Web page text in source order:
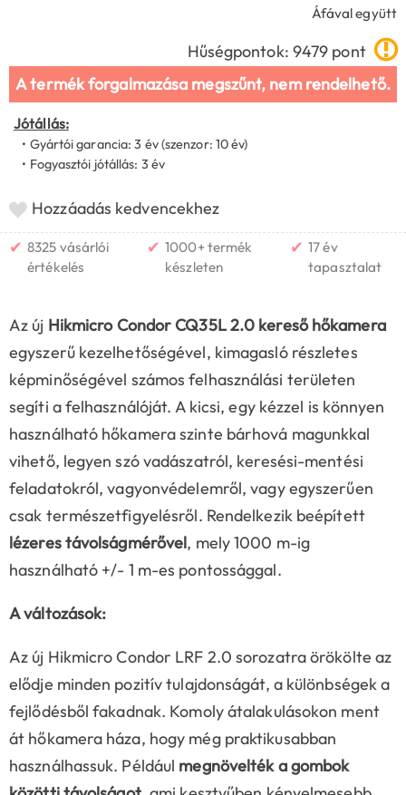
Áfával együtt
Hűségpontok: 9479 pont
A termék forgalmazása megszűnt, nem rendelhető.
Jótállás:
• Gyártói garancia: 3 év (szenzor: 10 év)
• Fogyasztói jótállás: 3 év
Hozzáadás kedvencekhez
✔ 8325 vásárlói
értékelés
✔ 1000+ termék
készleten
✔ 17 év
tapasztalat
Az új Hikmicro Condor CQ35L 2.0 kereső hőkamera
egyszerű kezelhetőségével, kimagasló részletes
képminőségével számos felhasználási területen
segíti a felhasználóját. A kicsi, egy kézzel is könnyen
használható hőkamera szinte bárhová magunkkal
vihető, legyen szó vadászatról, keresési-mentési
feladatokról, vagyonvédelemről, vagy egyszerűen
csak természetfigyelésről. Rendelkezik beépített
lézeres távolságmérővel, mely 1000 m-ig
használható +/- 1 m-es pontossággal.
A változások:
Az új Hikmicro Condor LRF 2.0 sorozatra örökölte az
elődje minden pozitív tulajdonságát, a különbségek a
fejlődésből fakadnak. Komoly átalakulásokon ment
át hőkamera háza, hogy még praktikusabban
használhassuk. Például megnövelték a gombok